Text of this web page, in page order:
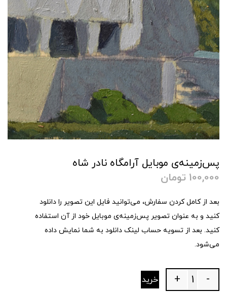
پس‌زمینه‌ی موبایل آرامگاه نادر شاه
100,000 تومان
بعد از کامل کردن سفارش، می‌توانید فایل این تصویر را دانلود
کنید و به عنوان تصویر پس‌زمینه‌ی موبایل خود از آن استفاده
کنید. بعد از تسویه حساب لینک دانلود به شما نمایش داده
می‌شود.
Quantity -
+ خرید